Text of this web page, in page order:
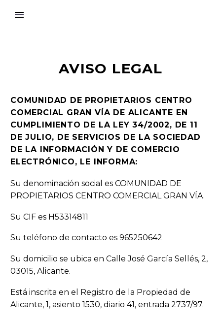
AVISO LEGAL
COMUNIDAD DE PROPIETARIOS CENTRO
COMERCIAL GRAN VÍA DE ALICANTE EN
CUMPLIMIENTO DE LA LEY 34/2002, DE 11
DE JULIO, DE SERVICIOS DE LA SOCIEDAD
DE LA INFORMACIÓN Y DE COMERCIO
ELECTRÓNICO, LE INFORMA:
Su denominación social es COMUNIDAD DE
PROPIETARIOS CENTRO COMERCIAL GRAN VÍA.
Su CIF es H53314811
Su teléfono de contacto es 965250642
Su domicilio se ubica en Calle José García Sellés, 2,
03015, Alicante.
Está inscrita en el Registro de la Propiedad de
Alicante, 1, asiento 1530, diario 41, entrada 2737/97.